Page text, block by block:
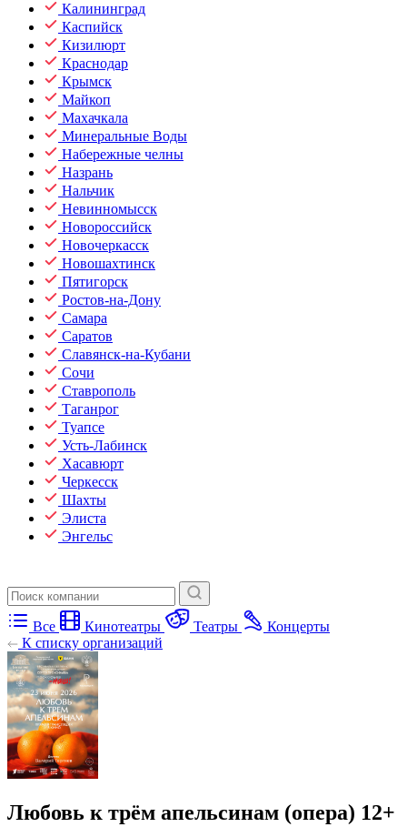
Калининград
Каспийск
Кизилюрт
Краснодар
Крымск
Майкоп
Махачкала
Минеральные Воды
Набережные челны
Назрань
Нальчик
Невинномысск
Новороссийск
Новочеркасск
Новошахтинск
Пятигорск
Ростов-на-Дону
Самара
Саратов
Славянск-на-Кубани
Сочи
Ставрополь
Таганрог
Туапсе
Усть-Лабинск
Хасавюрт
Черкесск
Шахты
Элиста
Энгельс
Все Кинотеатры Театры
Концерты
К списку организаций
Любовь к трём апельсинам (опера) 12+